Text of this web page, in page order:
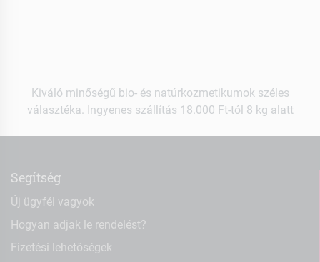
Kiváló minőségű bio- és natúrkozmetikumok széles
választéka. Ingyenes szállítás 18.000 Ft-tól 8 kg alatt
Segítség
Új ügyfél vagyok
Hogyan adjak le rendelést?
Fizetési lehetőségek